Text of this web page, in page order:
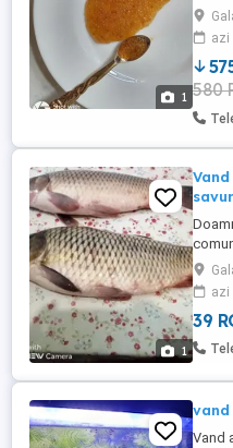
1
Ro ) ,
Pret :
gr .
azi
580
1
Crap
este
azi
39
Vand